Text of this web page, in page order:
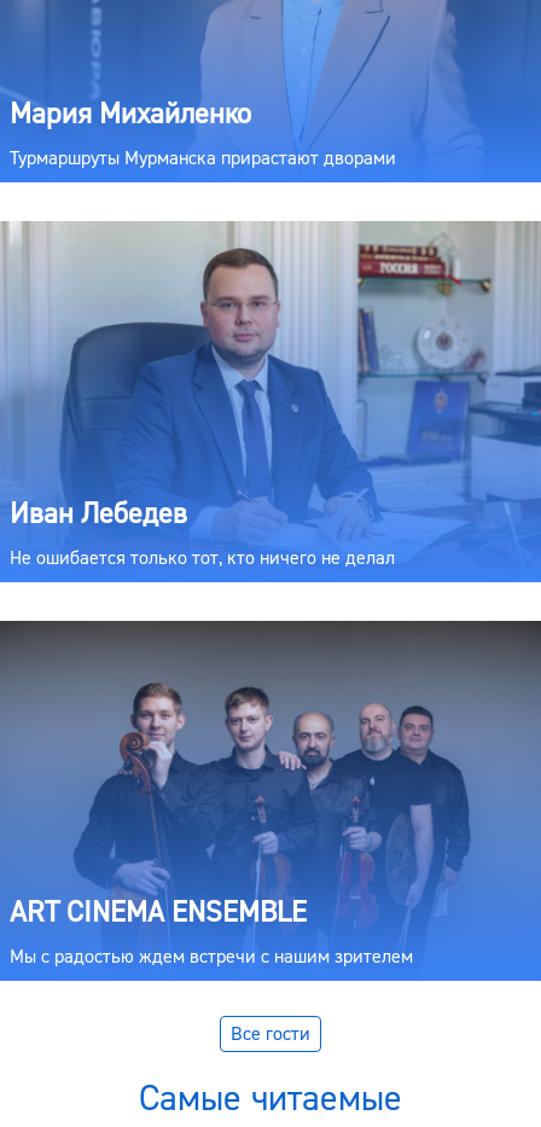
Мария Михайленко
Турмаршруты Мурманска прирастают дворами
Иван Лебедев
Не ошибается только тот, кто ничего не делал
ART CINEMA ENSEMBLE
Мы с радостью ждем встречи с нашим зрителем
Все гости
Самые читаемые